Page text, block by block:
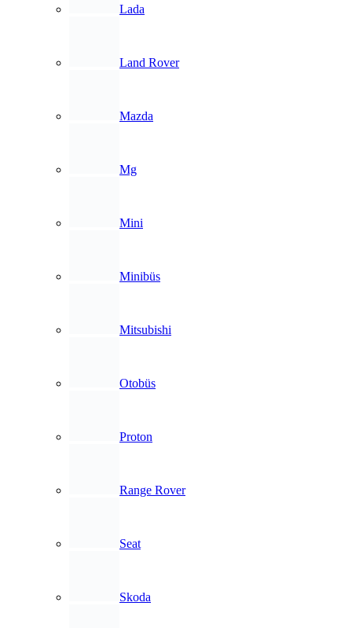
Lada
Land Rover
Mazda
Mg
Mini
Minibüs
Mitsubishi
Otobüs
Proton
Range Rover
Seat
Skoda